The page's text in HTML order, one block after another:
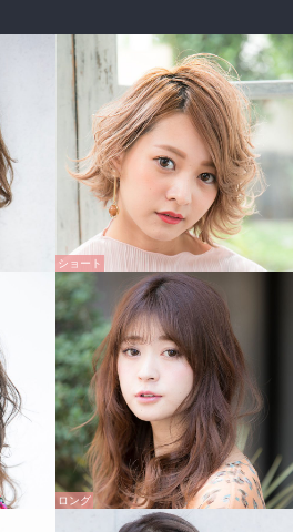
ショート
ロング